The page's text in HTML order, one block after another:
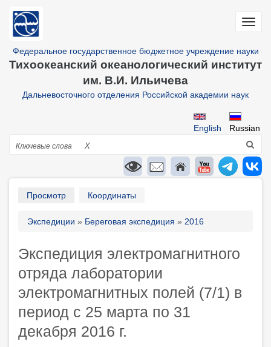
основному
Федеральное государственное бюджетное учреждение науки
Тихоокеанский океанологический институт
им. В.И. Ильичева
Дальневосточного отделения Российской академии наук
Russian
English
Поиск
X
Primary
Просмотр Координаты
Строка
Экспедиции Береговая экспедиция 2016
Экспедиция электромагнитного
отряда лаборатории
электромагнитных полей (7/1) в
период с 25 марта по 31
декабря 2016 г.